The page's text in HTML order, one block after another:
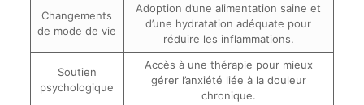
Changements
de mode de vie
Adoption d’une alimentation saine et
d’une hydratation adéquate pour
réduire les inflammations.
Soutien
psychologique
Accès à une thérapie pour mieux
gérer l’anxiété liée à la douleur
chronique.